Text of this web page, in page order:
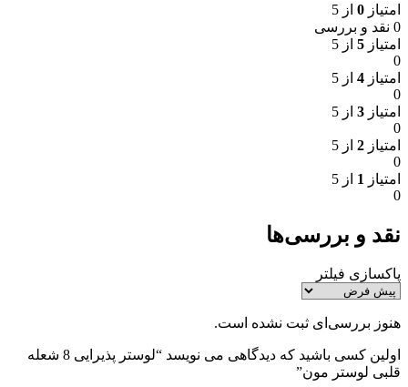
امتیاز 0 از 5
0 نقد و بررسی
امتیاز 5 از 5
0
امتیاز 4 از 5
0
امتیاز 3 از 5
0
امتیاز 2 از 5
0
امتیاز 1 از 5
0
نقد و بررسی‌ها
پاکسازی فیلتر
هنوز بررسی‌ای ثبت نشده است.
اولین کسی باشید که دیدگاهی می نویسد “لوستر پذیرایی 8 شعله
قلبی لوستر مون”